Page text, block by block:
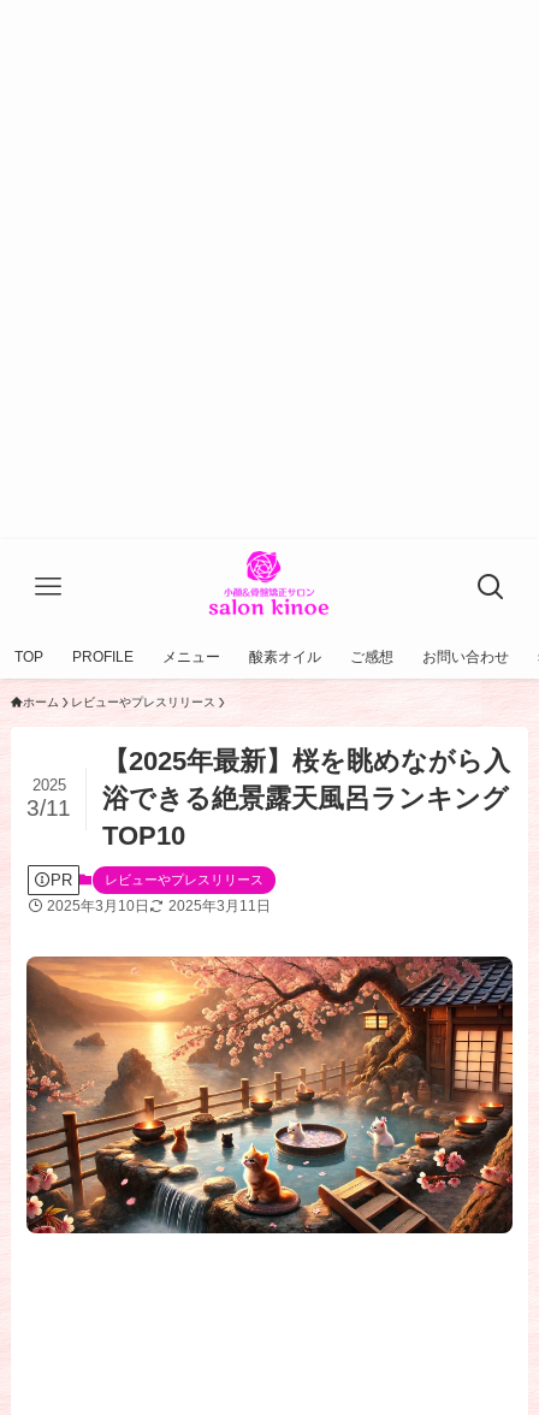
TOP PROFILE メニュー 酸素オイル ご感想 お問い合わせ
ホーム レビューやプレスリリース
【2025年最新】桜を眺めながら入
浴できる絶景露天風呂ランキング
TOP10
2025
3/11
PR レビューやプレスリリース
2025年3月10日 2025年3月11日